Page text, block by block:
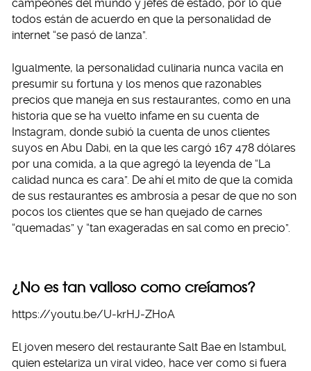
campeones del mundo y jefes de estado, por lo que
todos están de acuerdo en que la personalidad de
internet “se pasó de lanza”.
Igualmente, la personalidad culinaria nunca vacila en
presumir su fortuna y los menos que razonables
precios que maneja en sus restaurantes, como en una
historia que se ha vuelto infame en su cuenta de
Instagram, donde subió la cuenta de unos clientes
suyos en Abu Dabi, en la que les cargó 167 478 dólares
por una comida, a la que agregó la leyenda de “La
calidad nunca es cara”. De ahí el mito de que la comida
de sus restaurantes es ambrosía a pesar de que no son
pocos los clientes que se han quejado de carnes
“quemadas” y “tan exageradas en sal como en precio”.
¿No es tan valioso como creíamos?
https://youtu.be/U-krHJ-ZHoA
El joven mesero del restaurante Salt Bae en Istambul,
quien estelariza un viral video, hace ver como si fuera